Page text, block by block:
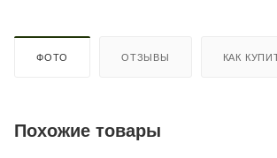
ФОТО ОТЗЫВЫ КАК
Похожие товары